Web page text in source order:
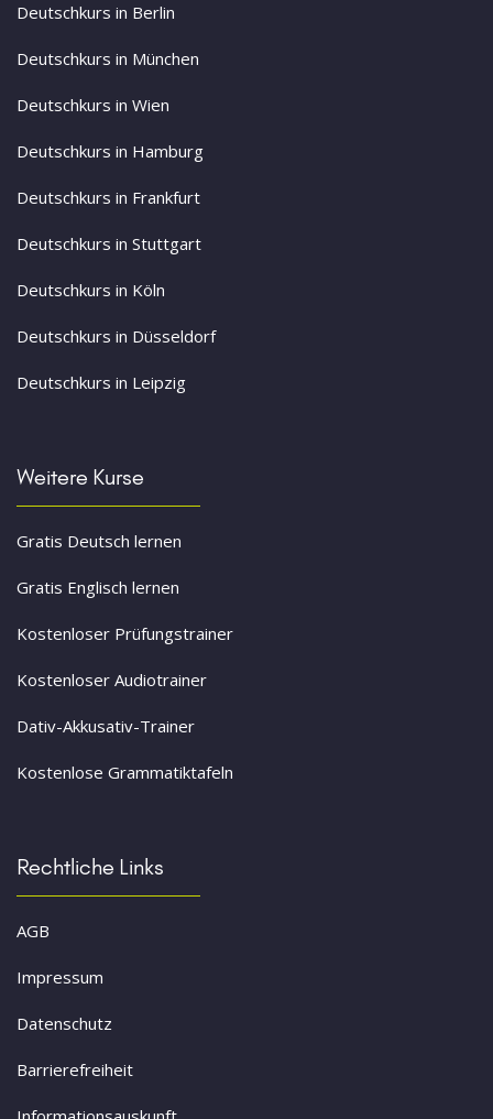
Deutschkurs in Berlin
Deutschkurs in München
Deutschkurs in Wien
Deutschkurs in Hamburg
Deutschkurs in Frankfurt
Deutschkurs in Stuttgart
Deutschkurs in Köln
Deutschkurs in Düsseldorf
Deutschkurs in Leipzig
Weitere Kurse
Gratis Deutsch lernen
Gratis Englisch lernen
Kostenloser Prüfungstrainer
Kostenloser Audiotrainer
Dativ-Akkusativ-Trainer
Kostenlose Grammatiktafeln
Rechtliche Links
AGB
Impressum
Datenschutz
Barrierefreiheit